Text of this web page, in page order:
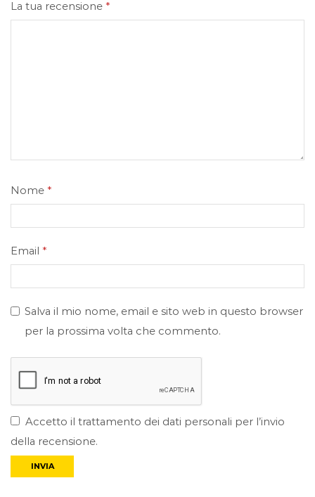
La tua recensione *
Nome *
Email *
Salva il mio nome, email e sito web in questo browser
per la prossima volta che commento.
Accetto il trattamento dei dati personali per l’invio
della recensione.